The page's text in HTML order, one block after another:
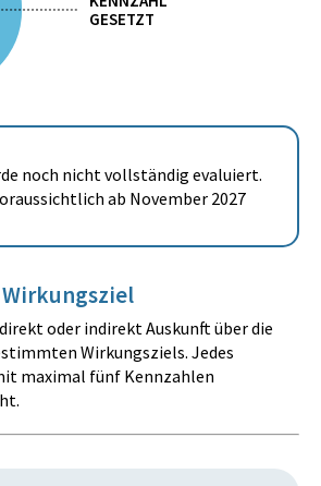
GESETZT
noch nicht vollständig evaluiert.
ab November 2027
oder indirekt Auskunft über die
Wirkungsziels. Jedes
maximal fünf Kennzahlen